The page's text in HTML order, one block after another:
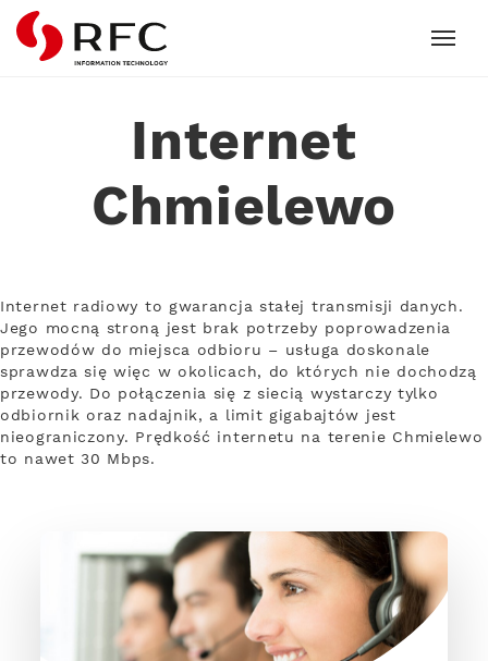
RFC
Internet
Chmielewo
Internet radiowy to gwarancja stałej transmisji danych.
Jego mocną stroną jest brak potrzeby poprowadzenia
przewodów do miejsca odbioru – usługa doskonale
sprawdza się więc w okolicach, do których nie dochodzą
przewody. Do połączenia się z siecią wystarczy tylko
odbiornik oraz nadajnik, a limit gigabajtów jest
nieograniczony. Prędkość internetu na terenie Chmielewo
to nawet 30 Mbps.